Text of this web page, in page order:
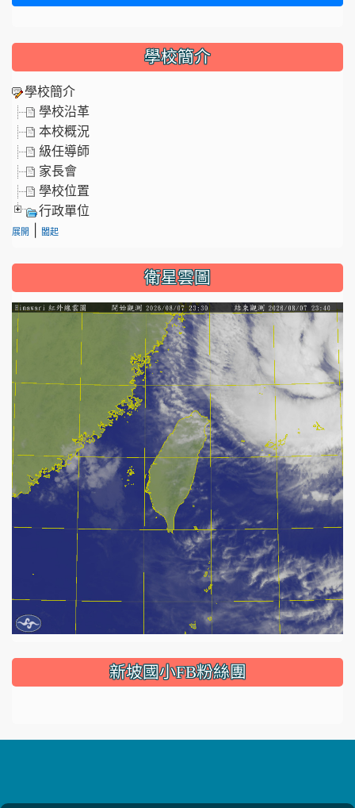
學校簡介
學校簡介
學校沿革
本校概況
級任導師
家長會
學校位置
行政單位
展開 闔起
衛星雲圖
::: 新坡國小FB粉絲團